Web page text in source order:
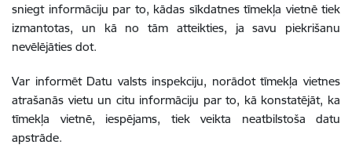
sniegt informāciju par to, kādas sīkdatnes tīmekļa vietnē tiek
izmantotas, un kā no tām atteikties, ja savu piekrišanu
nevēlējāties dot.
Var informēt Datu valsts inspekciju, norādot tīmekļa vietnes
atrašanās vietu un citu informāciju par to, kā konstatējāt, ka
tīmekļa vietnē, iespējams, tiek veikta neatbilstoša datu
apstrāde.